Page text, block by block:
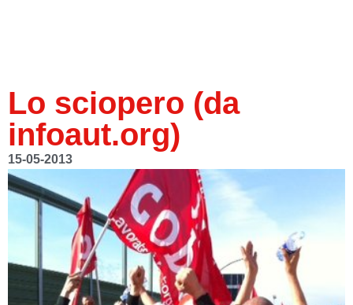
Lo sciopero (da
infoaut.org)
15-05-2013